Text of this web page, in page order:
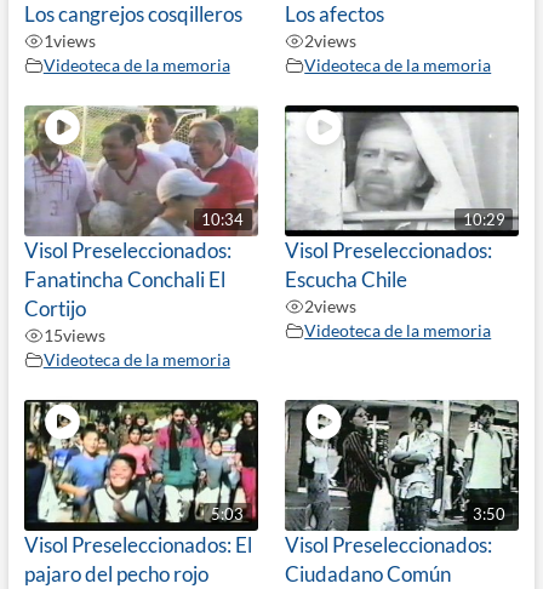
Los cangrejos cosqilleros
1views
Videoteca de la memoria
Los afectos
2views
Videoteca de la memoria
10:34
Visol Preseleccionados:
Fanatincha Conchali El
Cortijo
15views
Videoteca de la memoria
10:29
Visol Preseleccionados:
Escucha Chile
2views
Videoteca de la memoria
5:03
Visol Preseleccionados: El
pajaro del pecho rojo
3:50
Visol Preseleccionados:
Ciudadano Común